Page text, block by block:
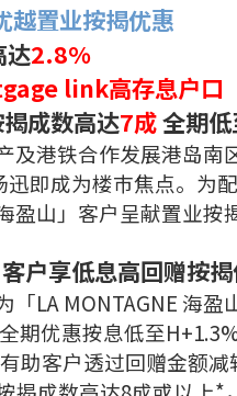
越置业按揭优惠
达2.8%
link高存息户口
成数高达7成全期低
及港铁合作发展港岛南
迅即成为楼巿焦点。为
盈山」客户呈献置业按
户享低息高回赠按
LA MONTAGNE 海
期优惠按息低至
助客户透过回赠金额